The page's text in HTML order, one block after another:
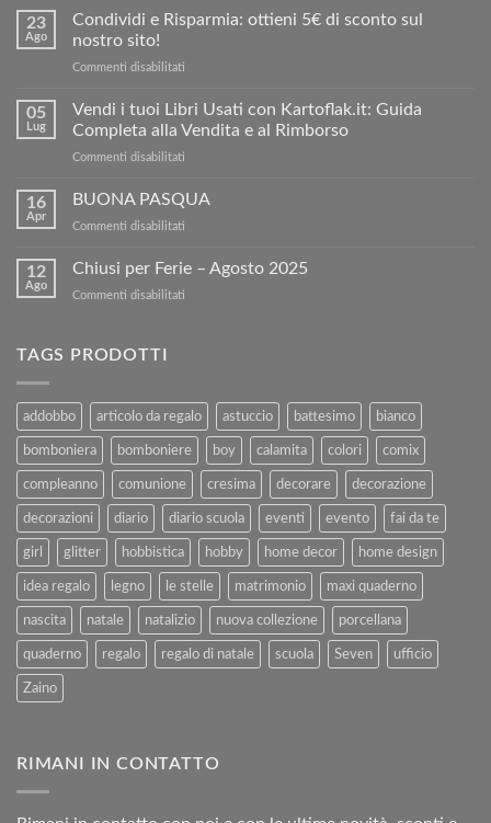
23
Ago
Condividi e Risparmia: ottieni 5€ di sconto sul
nostro sito!
Commenti disabilitati
e
Risparmia:
sconto
05
Lug
Vendi i tuoi Libri Usati con Kartoflak.it: Guida
Completa alla Vendita e al Rimborso
Commenti disabilitati
i
con
Rimborso
16
Apr
BUONA PASQUA
Commenti disabilitati
PASQUA
12
Ago
Chiusi per Ferie – Agosto 2025
Commenti disabilitati
2025
TAGS PRODOTTI
addobbo articolo da regalo astuccio battesimo bianco
bomboniera bomboniere boy calamita colori comix
compleanno comunione cresima decorare decorazione
decorazioni diario diario scuola eventi evento fai da te
girl glitter hobbistica hobby home decor home design
idea regalo legno le stelle matrimonio maxi quaderno
nascita natale natalizio nuova collezione porcellana
quaderno regalo regalo di natale scuola Seven ufficio
Zaino
RIMANI IN CONTATTO